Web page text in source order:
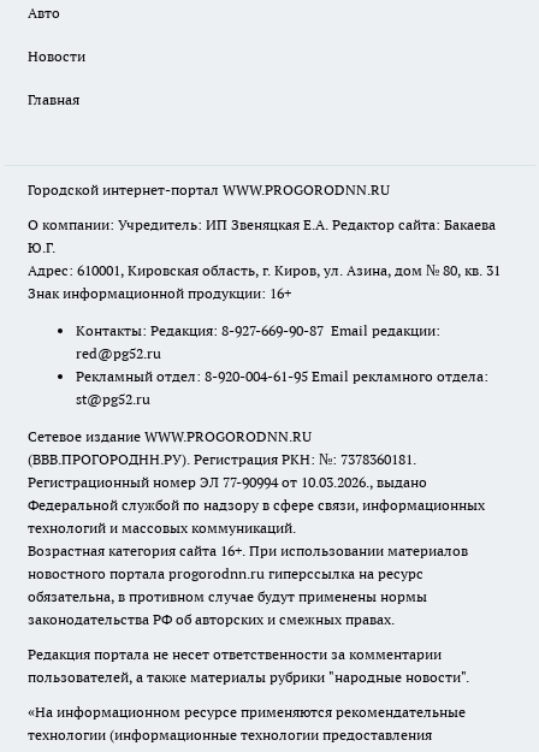
Авто
Новости
Главная
Городской интернет-портал WWW.PROGORODNN.RU
О компании: Учредитель: ИП Звеняцкая Е.А. Редактор сайта: Бакаева
Ю.Г.
Адрес: 610001, Кировская область, г. Киров, ул. Азина, дом № 80, кв. 31
Знак информационной продукции: 16+
Контакты: Редакция: 8-927-669-90-87 Email редакции:
red@pg52.ru
Рекламный отдел: 8-920-004-61-95 Email рекламного отдела:
st@pg52.ru
Сетевое издание WWW.PROGORODNN.RU
(ВВВ.ПРОГОРОДНН.РУ). Регистрация РКН: №: 7378360181.
Регистрационный номер ЭЛ 77-90994 от 10.03.2026., выдано
Федеральной службой по надзору в сфере связи, информационных
технологий и массовых коммуникаций.
Возрастная категория сайта 16+. При использовании материалов
новостного портала progorodnn.ru гиперссылка на ресурс
обязательна, в противном случае будут применены нормы
законодательства РФ об авторских и смежных правах.
Редакция портала не несет ответственности за комментарии
пользователей, а также материалы рубрики "народные новости".
«На информационном ресурсе применяются рекомендательные
технологии (информационные технологии предоставления